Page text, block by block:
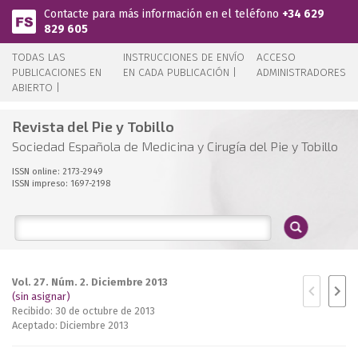
Pasar al contenido principal
Contacte para más información en el teléfono +34 629
829 605
TODAS LAS
PUBLICACIONES EN
ABIERTO |
INSTRUCCIONES DE ENVÍO
EN CADA PUBLICACIÓN |
ACCESO
ADMINISTRADORES
Revista del Pie y Tobillo
Sociedad Española de Medicina y Cirugía del Pie y Tobillo
ISSN online: 2173-2949
ISSN impreso: 1697-2198
Vol. 27. Núm. 2. Diciembre 2013
(sin asignar)
Recibido: 30 de octubre de 2013
Aceptado: Diciembre 2013